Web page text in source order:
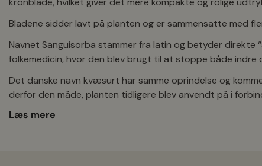
Bladene sidder lavt på planten og er sammensatte med
Navnet Sanguisorba stammer fra latin og betyder direkte
folkemedicin, hvor den blev brugt til at stoppe både indre
Det danske navn kvæsurt har samme oprindelse og
derfor den måde, planten tidligere blev anvendt på i
Derfor vælger mange
Læs mere